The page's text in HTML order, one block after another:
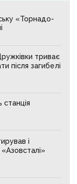
«Торнадо-
триває
після загибелі
станція
і